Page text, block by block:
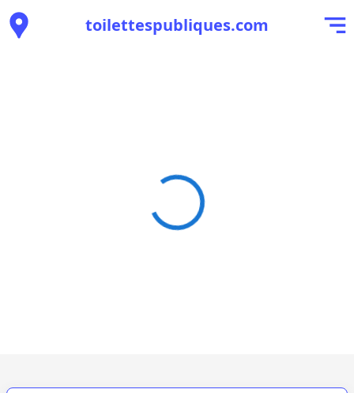
toilettespubliques.com